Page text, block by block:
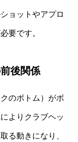
ョットやアプロ
要です。
後関係
のボトム）がボ
よりクラブヘッ
る動きになり、